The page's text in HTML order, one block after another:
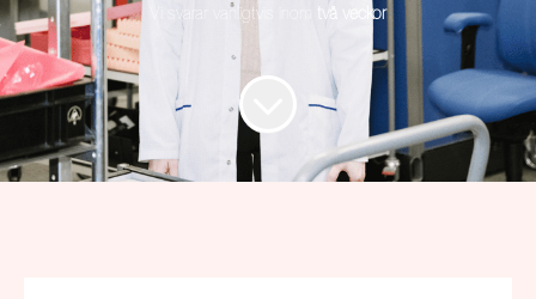
Vi svarar vanligtvis inom två veckor